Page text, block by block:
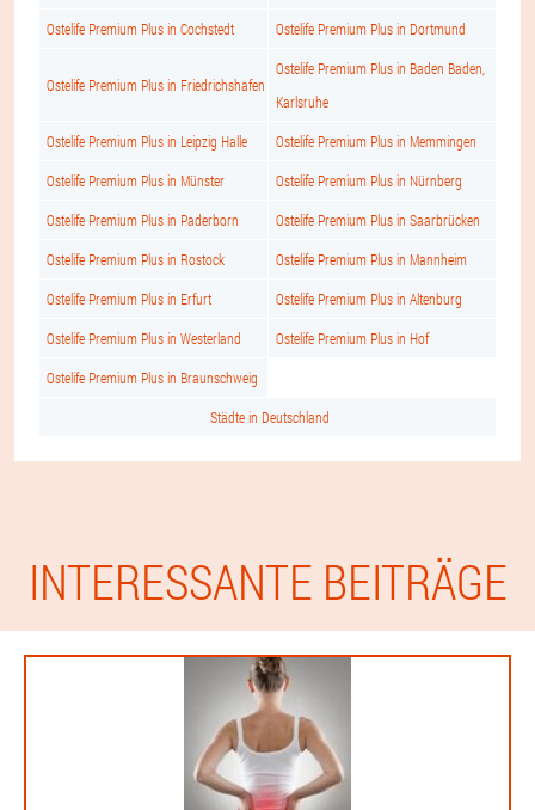
Ostelife Premium Plus in Cochstedt Ostelife Premium Plus in Dortmund
Ostelife Premium Plus in Friedrichshafen
Ostelife Premium Plus in Baden Baden,
Karlsruhe
Ostelife Premium Plus in Leipzig Halle Ostelife Premium Plus in Memmingen
Ostelife Premium Plus in Münster Ostelife Premium Plus in Nürnberg
Ostelife Premium Plus in Paderborn Ostelife Premium Plus in Saarbrücken
Ostelife Premium Plus in Rostock Ostelife Premium Plus in Mannheim
Ostelife Premium Plus in Erfurt Ostelife Premium Plus in Altenburg
Ostelife Premium Plus in Westerland Ostelife Premium Plus in Hof
Ostelife Premium Plus in Braunschweig
Städte in Deutschland
INTERESSANTE BEITRÄGE